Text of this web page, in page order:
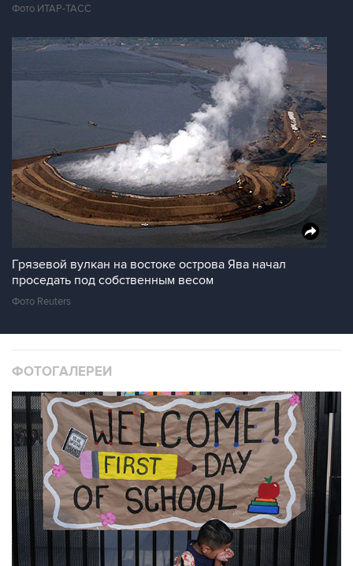
Фото ИТАР-ТАСС
Грязевой вулкан на востоке острова Ява начал
проседать под собственным весом
Фото Reuters
ФОТОГАЛЕРЕИ